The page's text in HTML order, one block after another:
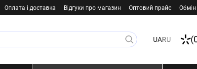
Оплата і доставка Відгуки про магазин Оптовий прайс Обмін
UARU